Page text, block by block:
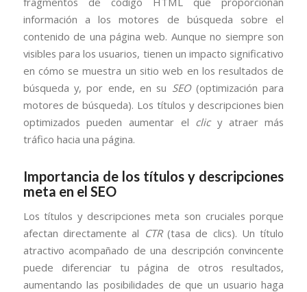
información a los motores de búsqueda sobre el
contenido de una página web. Aunque no siempre son
visibles para los usuarios, tienen un impacto significativo
en cómo se muestra un sitio web en los resultados de
búsqueda y, por ende, en su SEO(optimización para
motores de búsqueda). Los títulos y descripciones bien
optimizados pueden aumentar el clicy atraer más
tráfico hacia una página.
Importancia de los títulos y descripciones
meta en el SEO
Los títulos y descripciones meta son cruciales porque
afectan directamente al CTR(tasa de clics). Un título
atractivo acompañado de una descripción convincente
puede diferenciar tu página de otros resultados,
aumentando las posibilidades de que un usuario haga